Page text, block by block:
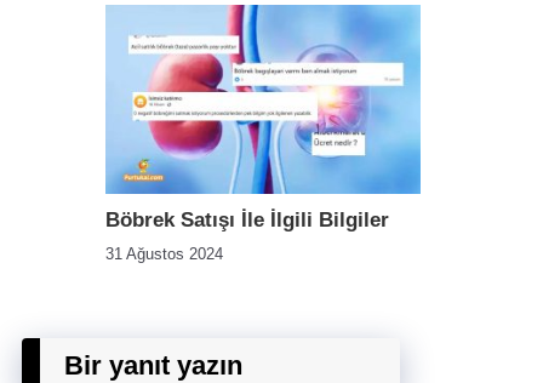
Böbrek Satışı İle İlgili Bilgiler
31 Ağustos 2024
Bir yanıt yazın